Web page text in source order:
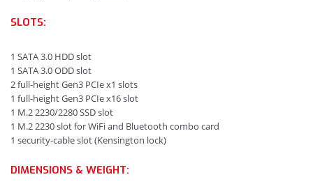
SLOTS:
1 SATA 3.0 HDD slot
1 SATA 3.0 ODD slot
2 full-height Gen3 PCIe x1 slots
1 full-height Gen3 PCIe x16 slot
1 M.2 2230/2280 SSD slot
1 M.2 2230 slot for WiFi and Bluetooth combo card
1 security-cable slot (Kensington lock)
DIMENSIONS & WEIGHT: